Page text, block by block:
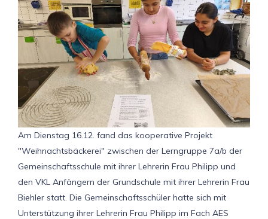
Am Dienstag 16.12. fand das kooperative Projekt
"Weihnachtsbäckerei" zwischen der Lerngruppe 7a/b der
Gemeinschaftsschule mit ihrer Lehrerin Frau Philipp und
den VKL Anfängern der Grundschule mit ihrer Lehrerin Frau
Biehler statt. Die Gemeinschaftsschüler hatte sich mit
Unterstützung ihrer Lehrerin Frau Philipp im Fach AES